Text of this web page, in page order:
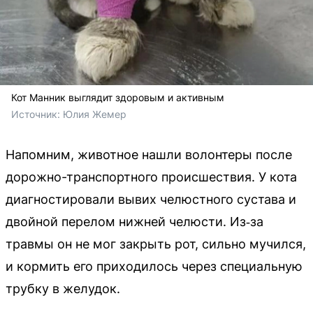
Кот Манник выглядит здоровым и активным
Источник: Юлия Жемер
Напомним, животное нашли волонтеры после
дорожно-транспортного происшествия. У кота
диагностировали вывих челюстного сустава и
двойной перелом нижней челюсти. Из‑за
травмы он не мог закрыть рот, сильно мучился,
и кормить его приходилось через специальную
трубку в желудок.